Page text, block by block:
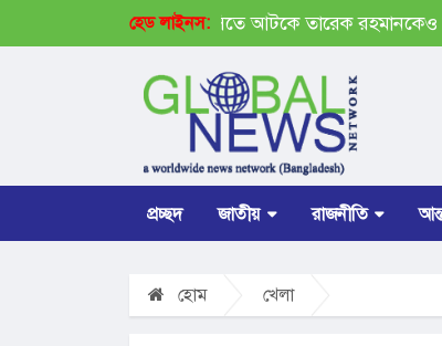
হেড লাইনস:
জেআইসিতে আটকে তারেক রহমানকেও
প্রচ্ছদ জাতীয় রাজনীতি
হোম খেলা